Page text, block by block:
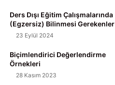
Ders Dışı Eğitim Çalışmalarında
(Egzersiz) Bilinmesi Gerekenler
23 Eylül 2024
Biçimlendirici Değerlendirme
Örnekleri
28 Kasım 2023